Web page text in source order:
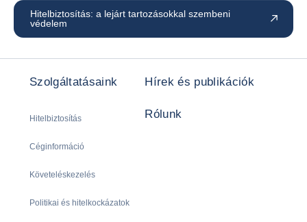
Hitelbiztosítás: a lejárt tartozásokkal szembeni
védelem
Szolgáltatásaink
Hitelbiztosítás
Céginformáció
Követeléskezelés
Politikai és hitelkockázatok
Hírek és publikációk
Rólunk